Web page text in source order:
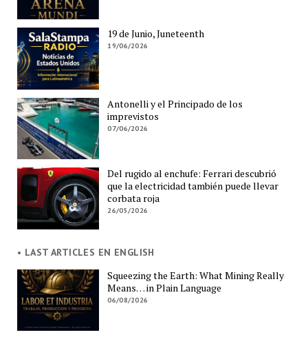
19 de Junio, Juneteenth
19/06/2026
Antonelli y el Principado de los
imprevistos
07/06/2026
Del rugido al enchufe: Ferrari descubrió
que la electricidad también puede llevar
corbata roja
26/05/2026
• LAST ARTICLES EN ENGLISH
Squeezing the Earth: What Mining Really
Means… in Plain Language
06/08/2026